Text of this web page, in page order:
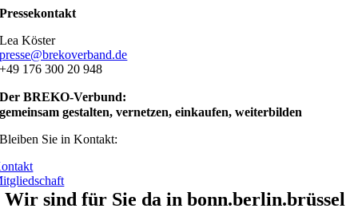
Pressekontakt
Lea Köster
presse@brekoverband.de
+49 176 300 20 948
Der BREKO-Verbund:
gemeinsam gestalten, vernetzen, einkaufen, weiterbilden
Bleiben Sie in Kontakt:
Wir sind für Sie da in bonn.berlin.brüssel